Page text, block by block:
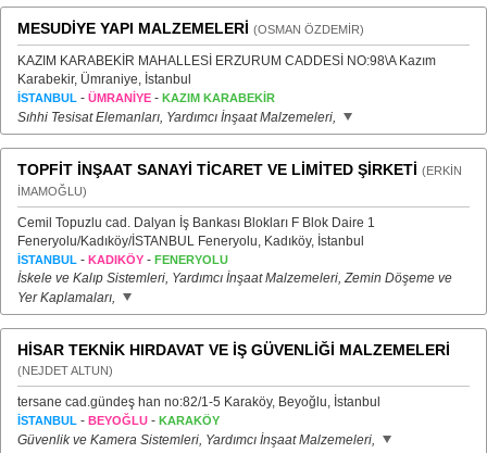
MESUDİYE YAPI MALZEMELERİ (OSMAN ÖZDEMİR)
KAZIM KARABEKİR MAHALLESİ ERZURUM CADDESİ NO:98\A Kazım
Karabekir, Ümraniye, İstanbul
İSTANBUL - ÜMRANİYE - KAZIM KARABEKİR
Sıhhi Tesisat Elemanları, Yardımcı İnşaat Malzemeleri,
TOPFİT İNŞAAT SANAYİ TİCARET VE LİMİTED ŞİRKETİ (ERKİN
İMAMOĞLU)
Cemil Topuzlu cad. Dalyan İş Bankası Blokları F Blok Daire 1
Feneryolu/Kadıköy/İSTANBUL Feneryolu, Kadıköy, İstanbul
İSTANBUL - KADIKÖY - FENERYOLU
İskele ve Kalıp Sistemleri, Yardımcı İnşaat Malzemeleri, Zemin Döşeme ve
Yer Kaplamaları,
HİSAR TEKNİK HIRDAVAT VE İŞ GÜVENLİĞİ MALZEMELERİ
(NEJDET ALTUN)
tersane cad.gündeş han no:82/1-5 Karaköy, Beyoğlu, İstanbul
İSTANBUL - BEYOĞLU - KARAKÖY
Güvenlik ve Kamera Sistemleri, Yardımcı İnşaat Malzemeleri,